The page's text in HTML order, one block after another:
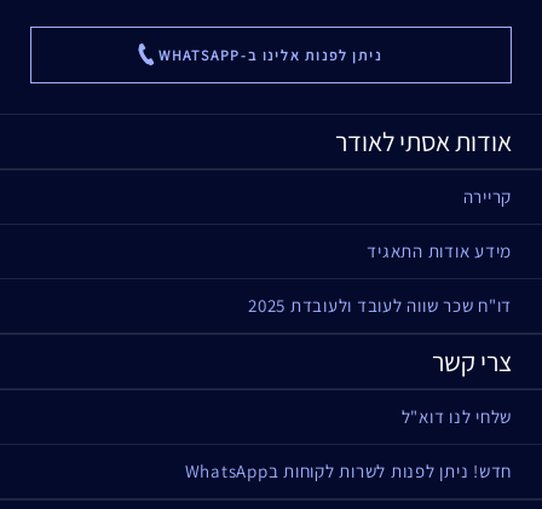
ניתן לפנות אלינו ב-WHATSAPP ...
אודות אסתי לאודר
קריירה
מידע אודות התאגיד
דו"ח שכר שווה לעובד ולעובדת 2025
צרי קשר
שלחי לנו דוא"ל
חדש! ניתן לפנות לשרות לקוחות בWhatsApp